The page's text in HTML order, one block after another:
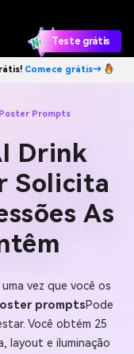
Teste grátis
Comece grátis→
Prompts
Drink
Solicita
As
vez que você os
promptsPode
Você obtém 25
layout e iluminação